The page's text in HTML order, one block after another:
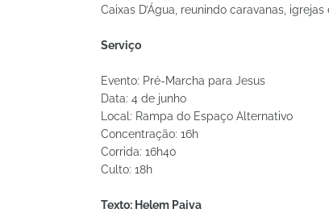
Caixas D’Água, reunindo caravanas,
Serviço
Evento: Pré-Marcha para Jesus
Data: 4 de junho
Local: Rampa do Espaço Alternativo
Concentração: 16h
Corrida: 16h40
Culto: 18h
Texto: Helem Paiva